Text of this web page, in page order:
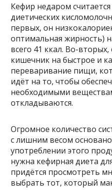
Кефир недаром
диетических
первых, он
оптимальная жирность)
всего 41 ккал. Во-
кишечник на быстрое и
переваривание пищи,
идёт на то, чтобы
необходимыми
откладываются.
Огромное количество
с лишним весом
употреблении этого
нужна кефирная диета
придётся просмотреть
выбрать тот, который